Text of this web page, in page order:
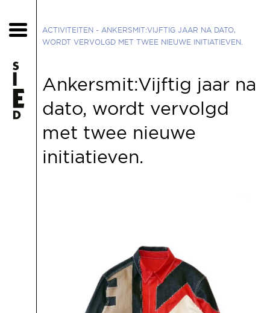
ACTIVITEITEN - ANKERSMIT:VIJFTIG JAAR NA DATO,
WORDT VERVOLGD MET TWEE NIEUWE INITIATIEVEN.
Ankersmit:Vijftig jaar na
dato, wordt vervolgd
met twee nieuwe
initiatieven.